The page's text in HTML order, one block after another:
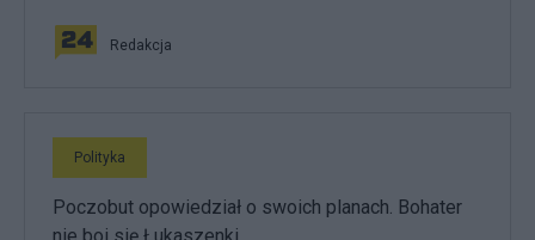
Redakcja
Polityka
Poczobut opowiedział o swoich planach. Bohater
nie boi się Łukaszenki